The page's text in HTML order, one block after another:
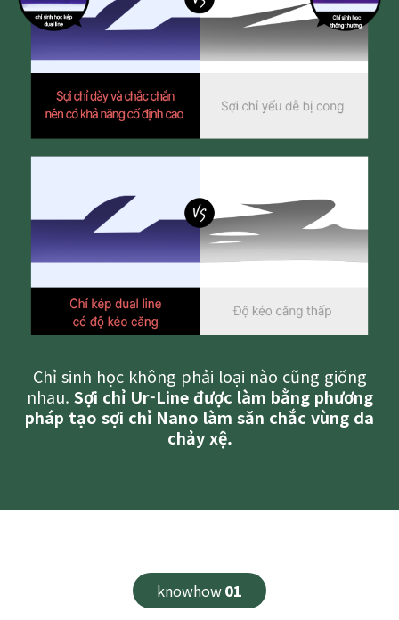
Chỉ sinh học không phải loại nào cũng giống
nhau. Sợi chỉ Ur-Line được làm bằng phương
pháp tạo sợi chỉ Nano làm săn chắc vùng da
chảy xệ.
knowhow01